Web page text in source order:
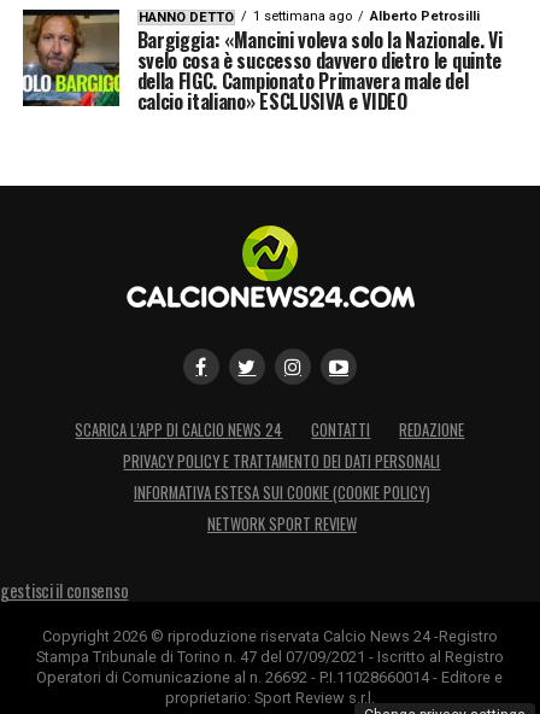
HANNO DETTO 1 settimana ago Alberto Petrosilli
Bargiggia: «Mancini voleva solo la Nazionale. Vi
svelo cosa è successo davvero dietro le quinte
della FIGC. Campionato Primavera male del
calcio italiano» ESCLUSIVA e VIDEO
SCARICA L’APP DI CALCIO NEWS 24 CONTATTI
REDAZIONE
PRIVACY POLICY E TRATTAMENTO DEI DATI PERSONALI
INFORMATIVA ESTESA SUI COOKIE (COOKIE POLICY)
NETWORK SPORT REVIEW
gestisci il consenso
Copyright 2026 © riproduzione riservata Calcio News 24 -Registro
Stampa Tribunale di Torino n. 47 del 07/09/2021 - Iscritto al Registro
Operatori di Comunicazione al n. 26692 - P.I.11028660014 - Editore e
proprietario: Sport Review s.r.l.